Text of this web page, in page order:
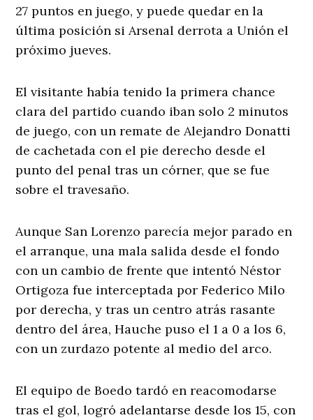
27 puntos en juego, y puede quedar en la
última posición si Arsenal derrota a Unión el
próximo jueves.
El visitante había tenido la primera chance
clara del partido cuando iban solo 2 minutos
de juego, con un remate de Alejandro Donatti
de cachetada con el pie derecho desde el
punto del penal tras un córner, que se fue
sobre el travesaño.
Aunque San Lorenzo parecía mejor parado en
el arranque, una mala salida desde el fondo
con un cambio de frente que intentó Néstor
Ortigoza fue interceptada por Federico Milo
por derecha, y tras un centro atrás rasante
dentro del área, Hauche puso el 1 a 0 a los 6,
con un zurdazo potente al medio del arco.
El equipo de Boedo tardó en reacomodarse
tras el gol, logró adelantarse desde los 15, con